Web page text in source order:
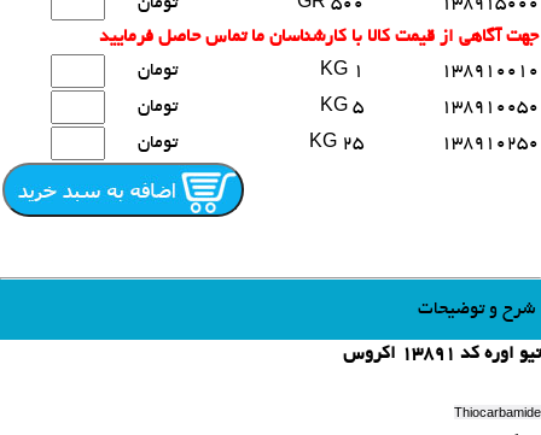
جهت آگاهی از قیمت کالا با کارشناسان ما تماس حاصل فرمایید
138910010
1 KG
تومان
138910050
5 KG
تومان
138910250
25 KG تومان
شرح و توضیحات
تیو اوره کد 13891 اکروس
Thiocarbamide